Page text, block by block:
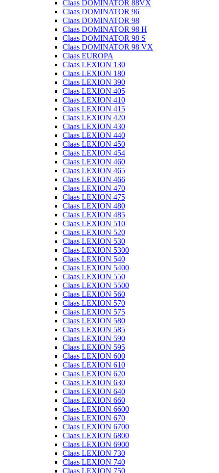
Claas DOMINATOR 88VX
Claas DOMINATOR 96
Claas DOMINATOR 98
Claas DOMINATOR 98 H
Claas DOMINATOR 98 S
Claas DOMINATOR 98 VX
Claas EUROPA
Claas LEXION 130
Claas LEXION 180
Claas LEXION 390
Claas LEXION 405
Claas LEXION 410
Claas LEXION 415
Claas LEXION 420
Claas LEXION 430
Claas LEXION 440
Claas LEXION 450
Claas LEXION 454
Claas LEXION 460
Claas LEXION 465
Claas LEXION 466
Claas LEXION 470
Claas LEXION 475
Claas LEXION 480
Claas LEXION 485
Claas LEXION 510
Claas LEXION 520
Claas LEXION 530
Claas LEXION 5300
Claas LEXION 540
Claas LEXION 5400
Claas LEXION 550
Claas LEXION 5500
Claas LEXION 560
Claas LEXION 570
Claas LEXION 575
Claas LEXION 580
Claas LEXION 585
Claas LEXION 590
Claas LEXION 595
Claas LEXION 600
Claas LEXION 610
Claas LEXION 620
Claas LEXION 630
Claas LEXION 640
Claas LEXION 660
Claas LEXION 6600
Claas LEXION 670
Claas LEXION 6700
Claas LEXION 6800
Claas LEXION 6900
Claas LEXION 730
Claas LEXION 740
Claas LEXION 750